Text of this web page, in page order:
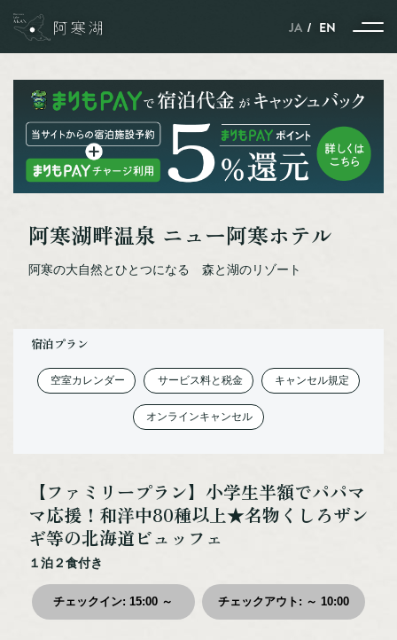
JA EN
ストーリー
自然と動物と人のハーモニー
自然と動物と人の共生の世界
ガストロノミーというわけ。
体験・アクティビティ
モデルルート
お役立ち情報
交通アクセス
お知らせ
阿寒湖畔温泉 ニュー阿寒ホテル
阿寒の大自然とひとつになる 森と湖のリゾート
宿泊プラン
空室カレンダー サービス料と税金 キャンセル規定
オンラインキャンセル
【ファミリープラン】小学生半額でパパマ
マ応援！和洋中80種以上★名物くしろザン
ギ等の北海道ビュッフェ
１泊２食付き
チェックイン:15:00 ～ チェックアウト : ～ 10:00